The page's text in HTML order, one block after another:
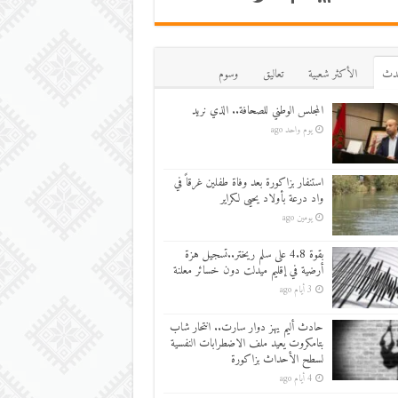
اﻷكثر شعبية تعاليق
وسوم
المجلس الوطني للصحافة.. الذي نريد
يوم واحد ago
استنفار بزاكورة بعد وفاة طفلين غرقاً في
واد درعة بأولاد يحيى لكراير
يومين ago
بقوة 4.8 على سلم ريختر..تسجيل هزة
أرضية في إقليم ميدلت دون خسائر معلنة
3 أيام ago
حادث أليم يهز دوار سارت.. انتحار شاب
بتامكروت يعيد ملف الاضطرابات النفسية
لسطح الأحداث بزاكورة
4 أيام ago